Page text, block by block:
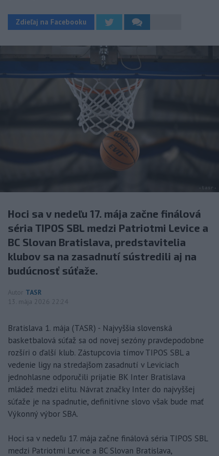
Zdieľaj na Facebooku
Hoci sa v nedeľu 17. mája začne finálová
séria TIPOS SBL medzi Patriotmi Levice a
BC Slovan Bratislava, predstavitelia
klubov sa na zasadnutí sústredili aj na
budúcnosť súťaže.
Autor TASR
13. mája 2026 22:24
Bratislava 1. mája (TASR) - Najvyššia slovenská
basketbalová súťaž sa od novej sezóny pravdepodobne
rozšíri o ďalší klub. Zástupcovia tímov TIPOS SBL a
vedenie ligy na stredajšom zasadnutí v Leviciach
jednohlasne odporučili prijatie BK Inter Bratislava
mládež medzi elitu. Návrat značky Inter do najvyššej
súťaže je na spadnutie, definitívne slovo však bude mať
Výkonný výbor SBA.
Hoci sa v nedeľu 17. mája začne finálová séria TIPOS SBL
medzi Patriotmi Levice a BC Slovan Bratislava,